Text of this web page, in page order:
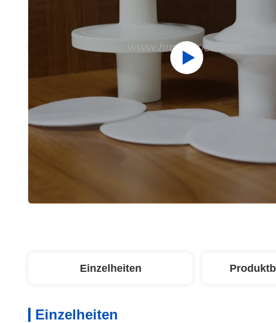
Einzelheiten
Einzelheiten